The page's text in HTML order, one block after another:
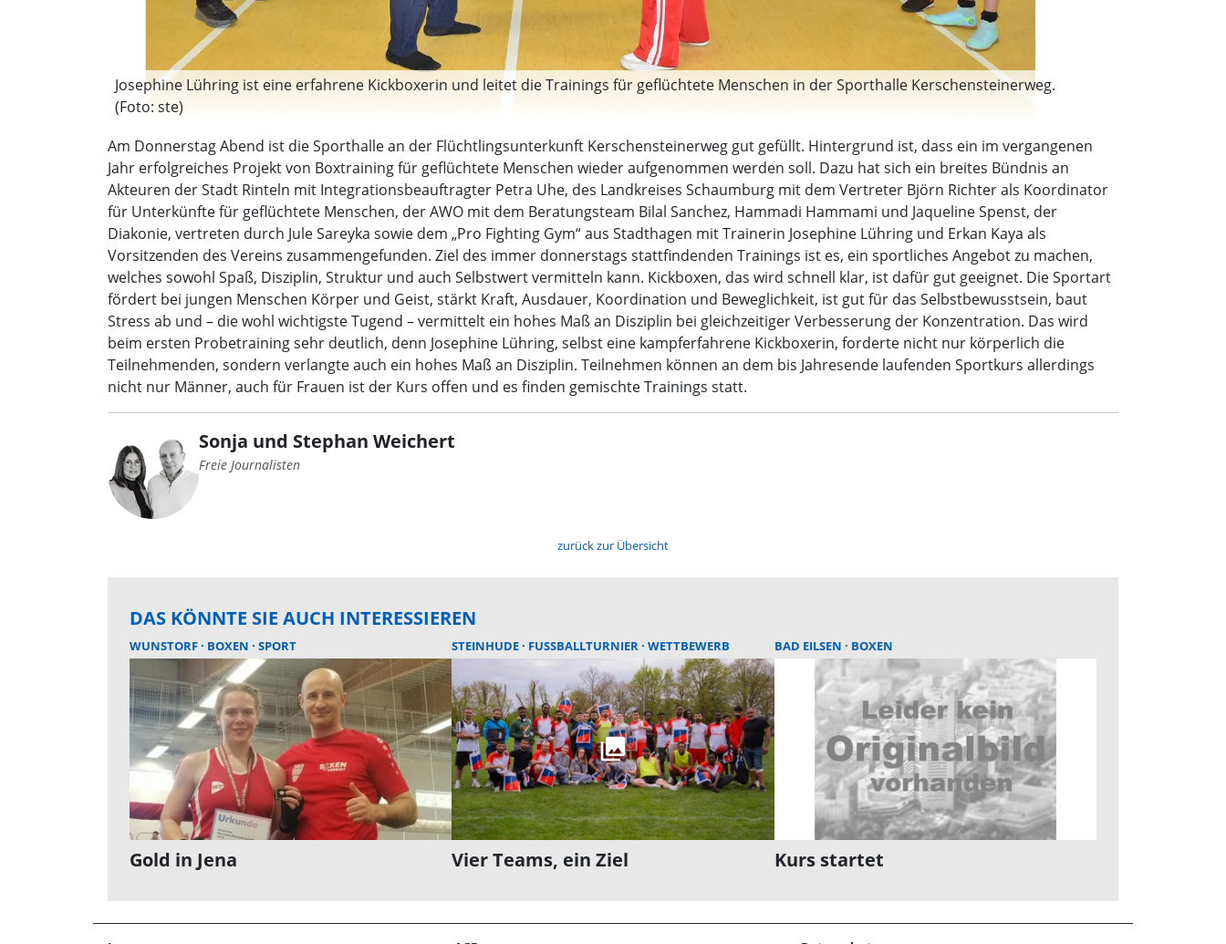
Josephine Lühring ist eine erfahrene Kickboxerin und leitet die Trainings für geflüchtete Menschen in der Sporthalle Kerschensteinerweg.
(Foto: ste)
Am Donnerstag Abend ist die Sporthalle an der Flüchtlingsunterkunft Kerschensteinerweg gut gefüllt. Hintergrund ist, dass ein im vergangenen
Jahr erfolgreiches Projekt von Boxtraining für geflüchtete Menschen wieder aufgenommen werden soll. Dazu hat sich ein breites Bündnis an
Akteuren der Stadt Rinteln mit Integrationsbeauftragter Petra Uhe, des Landkreises Schaumburg mit dem Vertreter Björn Richter als Koordinator
für Unterkünfte für geflüchtete Menschen, der AWO mit dem Beratungsteam Bilal Sanchez, Hammadi Hammami und Jaqueline Spenst, der
Diakonie, vertreten durch Jule Sareyka sowie dem „Pro Fighting Gym“ aus Stadthagen mit Trainerin Josephine Lühring und Erkan Kaya als
Vorsitzenden des Vereins zusammengefunden. Ziel des immer donnerstags stattfindenden Trainings ist es, ein sportliches Angebot zu machen,
welches sowohl Spaß, Disziplin, Struktur und auch Selbstwert vermitteln kann. Kickboxen, das wird schnell klar, ist dafür gut geeignet. Die Sportart
fördert bei jungen Menschen Körper und Geist, stärkt Kraft, Ausdauer, Koordination und Beweglichkeit, ist gut für das Selbstbewusstsein, baut
Stress ab und – die wohl wichtigste Tugend – vermittelt ein hohes Maß an Disziplin bei gleichzeitiger Verbesserung der Konzentration. Das wird
beim ersten Probetraining sehr deutlich, denn Josephine Lühring, selbst eine kampferfahrene Kickboxerin, forderte nicht nur körperlich die
Teilnehmenden, sondern verlangte auch ein hohes Maß an Disziplin. Teilnehmen können an dem bis Jahresende laufenden Sportkurs allerdings
nicht nur Männer, auch für Frauen ist der Kurs offen und es finden gemischte Trainings statt.
Sonja und Stephan Weichert
Freie Journalisten
zurück zur Übersicht
DAS KÖNNTE SIE AUCH INTERESSIEREN
WUNSTORF BOXEN SPORT
Gold in Jena
STEINHUDE FUSSBALLTURNIER WETTBEWERB
Vier Teams, ein Ziel
BAD EILSEN BOXEN
Kurs startet